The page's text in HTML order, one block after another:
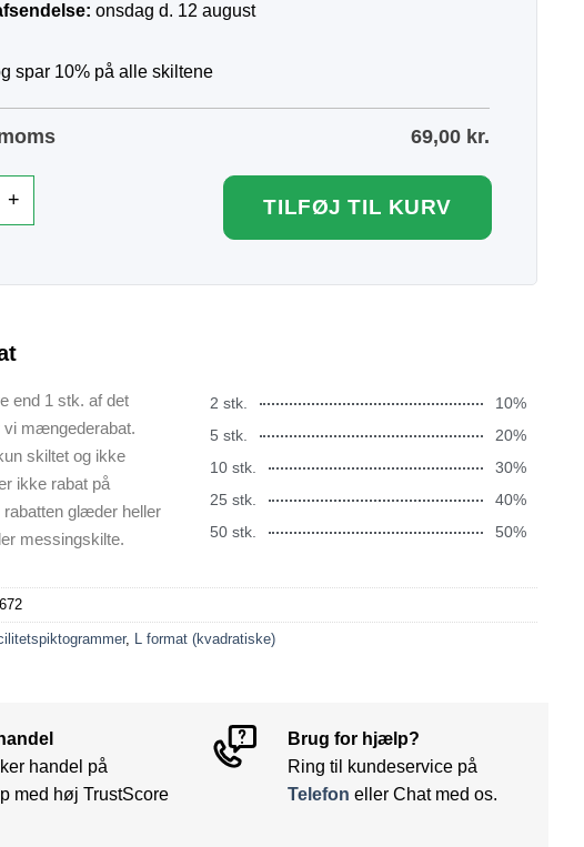
onsdag d. 12 august
spar 10% på alle skiltene
69,00 kr.
TILFØJ TIL KURV
end 1 stk. af det
mængederabat.
skiltet og ikke
ikke rabat på
glæder heller
messingskilte.
2 stk.
10%
5 stk.
20%
10 stk.
30%
25 stk.
40%
50 stk.
50%
, L format (kvadratiske)
handel på
med høj TrustScore
Brug for hjælp?
Ring til kundeservice på
Telefon eller Chat med os.